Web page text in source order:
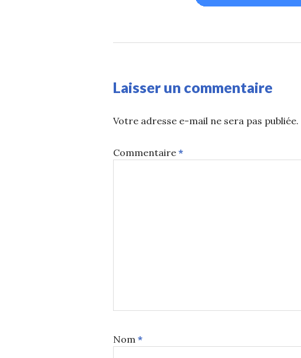
Laisser un commentaire
Votre adresse e-mail ne sera pas publiée.
Commentaire *
Nom *